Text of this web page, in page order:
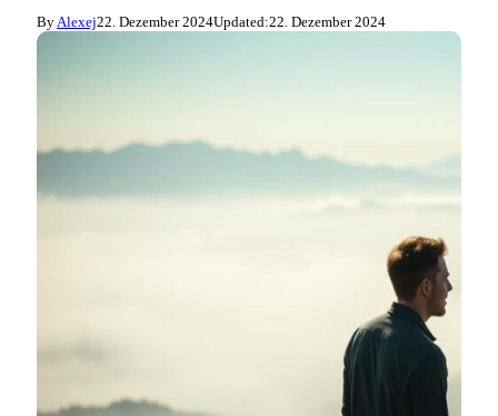
By Alexej22. Dezember 2024Updated:22. Dezember 2024